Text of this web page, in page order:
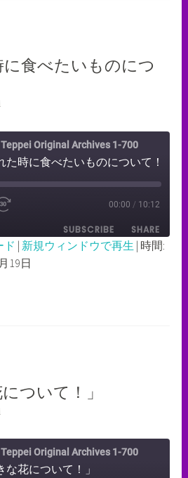
に食べたいものにつ
Original Archives 1-700
時に食べたいものについて！」
FAST
FORWARD
30
00:00 / 10:12
SUBSCRIBE SHARE
ド | 新規ウィンドウで再生 | 時間:
19日
ついて！」
Original Archives 1-700
花について！」